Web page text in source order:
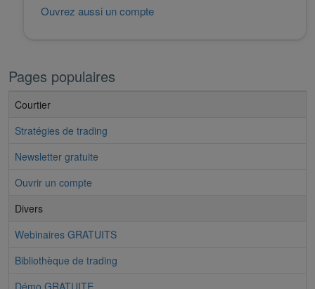
Ouvrez aussi un compte
Pages populaires
Courtier
Stratégies de trading
Newsletter gratuite
Ouvrir un compte
Divers
Webinaires GRATUITS
Bibliothèque de trading